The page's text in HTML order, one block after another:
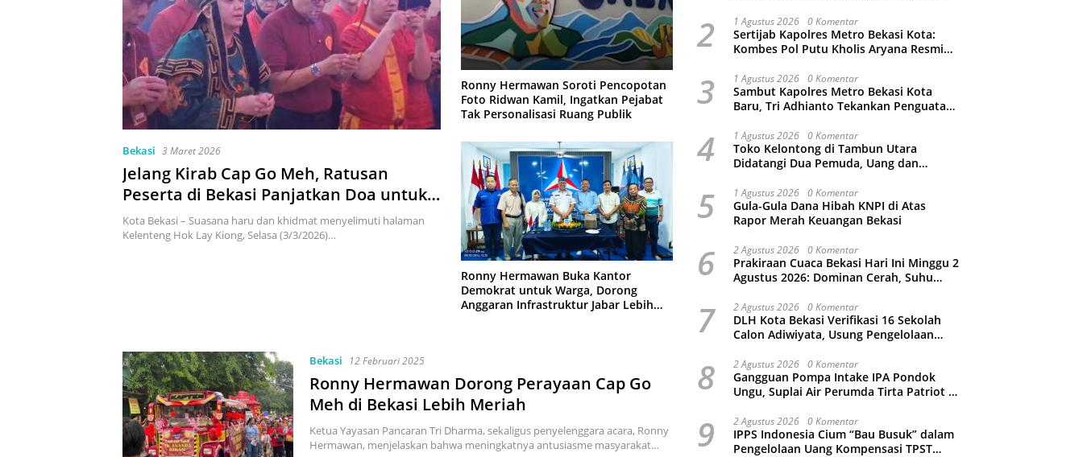
Bekasi 3 Maret 2026
Jelang Kirab Cap Go Meh, Ratusan
Peserta di Bekasi Panjatkan Doa untuk
Perdamaian Dunia
Kota Bekasi – Suasana haru dan khidmat menyelimuti halaman
Kelenteng Hok Lay Kiong, Selasa (3/3/2026)…
Ronny Hermawan Soroti Pencopotan
Foto Ridwan Kamil, Ingatkan Pejabat
Tak Personalisasi Ruang Publik
Ronny Hermawan Buka Kantor
Demokrat untuk Warga, Dorong
Anggaran Infrastruktur Jabar Lebih
Bekasi 12 Februari 2025
Ronny Hermawan Dorong Perayaan Cap Go
Meh di Bekasi Lebih Meriah
Ketua Yayasan Pancaran Tri Dharma, sekaligus penyelenggara acara, Ronny
Hermawan, menjelaskan bahwa meningkatnya antusiasme masyarakat…
2 1 Agustus 2026 0 Komentar
Sertijab Kapolres Metro Bekasi Kota:
Kombes Pol Putu Kholis Aryana Resmi
Bintoro
3 1 Agustus 2026 0 Komentar
Sambut Kapolres Metro Bekasi Kota
Baru, Tri Adhianto Tekankan Penguatan
4 1 Agustus 2026 0 Komentar
Toko Kelontong di Tambun Utara
Didatangi Dua Pemuda, Uang dan
5 1 Agustus 2026 0 Komentar
Gula-Gula Dana Hibah KNPI di Atas
Rapor Merah Keuangan Bekasi
6 2 Agustus 2026 0 Komentar
Prakiraan Cuaca Bekasi Hari Ini Minggu 2
Agustus 2026: Dominan Cerah, Suhu
7 2 Agustus 2026 0 Komentar
DLH Kota Bekasi Verifikasi 16 Sekolah
Calon Adiwiyata, Usung Pengelolaan
8 2 Agustus 2026 0 Komentar
Gangguan Pompa Intake IPA Pondok
Ungu, Suplai Air Perumda Tirta Patriot di
9 2 Agustus 2026 0 Komentar
IPPS Indonesia Cium “Bau Busuk” dalam
Pengelolaan Uang Kompensasi TPST